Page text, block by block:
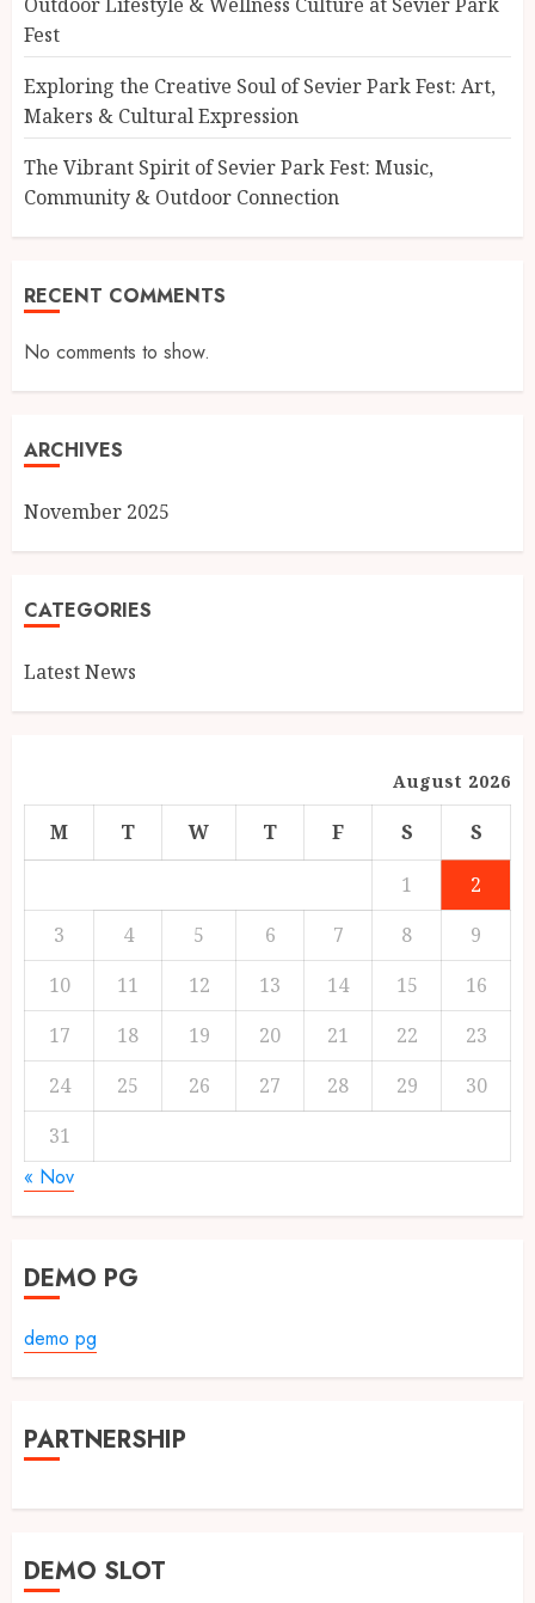
Outdoor Lifestyle & Wellness Culture at Sevier Park
Fest
Exploring the Creative Soul of Sevier Park Fest: Art,
Makers & Cultural Expression
The Vibrant Spirit of Sevier Park Fest: Music,
Community & Outdoor Connection
RECENT COMMENTS
No comments to show.
ARCHIVES
November 2025
CATEGORIES
Latest News
August 2026
M T W T F S
S
1
2
3
4 5 6 7 8
9
10
11 12 13 14 15
16
17
18 19 20 21 22
23
24
25 26 27 28 29
30
31
« Nov
DEMO PG
demo pg
PARTNERSHIP
DEMO SLOT